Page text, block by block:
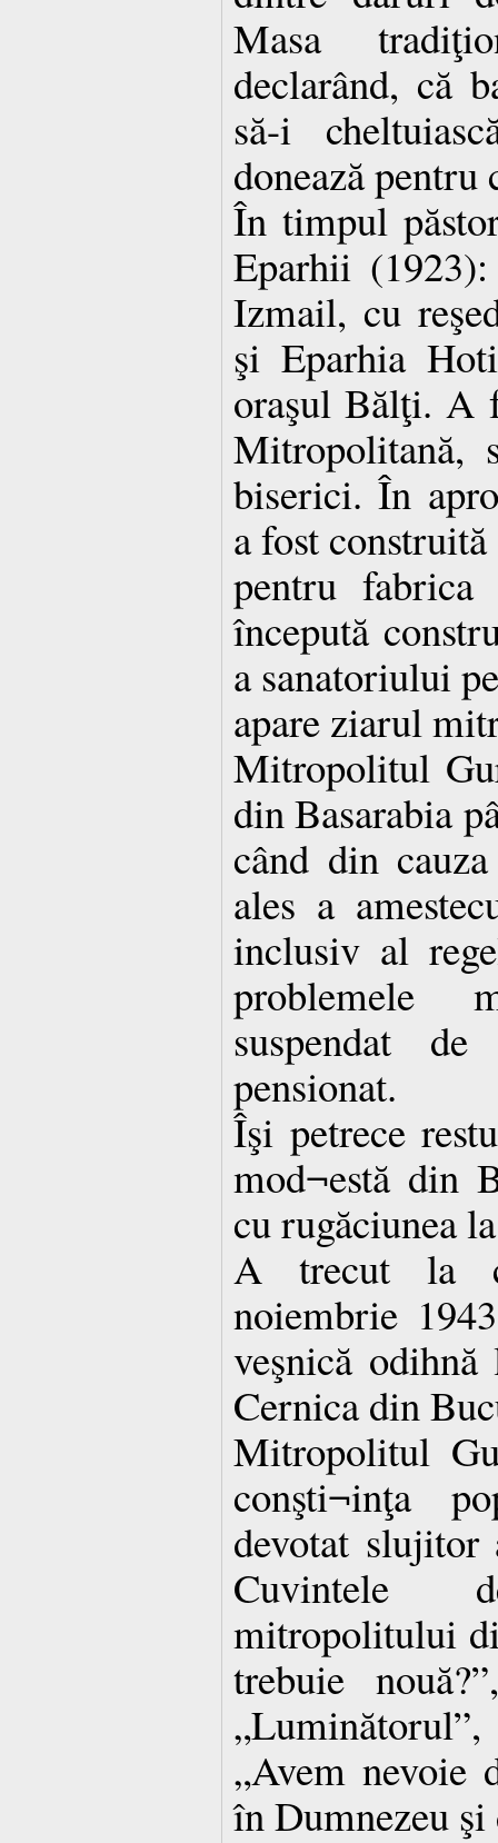
Masa
declarând, că
să-i
donează
În timpul
Eparhii
Izmail, cu
şi Eparhia
oraşul Bălţi. A
Mitropolitană,
biserici. În
a fost
pentru
începută
a sanatoriului
apare ziarul
Mitropolitul
din Basarabia
când din
ales a
inclusiv al
problemele
suspendat
pensionat.
Îşi petrece
mod¬estă din
cu rugăciunea
A trecut la
noiembrie
veşnică
Cernica din
Mitropolitul
conşti¬inţa
devotat
Cuvintele
mitropolitului
trebuie
„Avem nevoie
în Dumnezeu şi